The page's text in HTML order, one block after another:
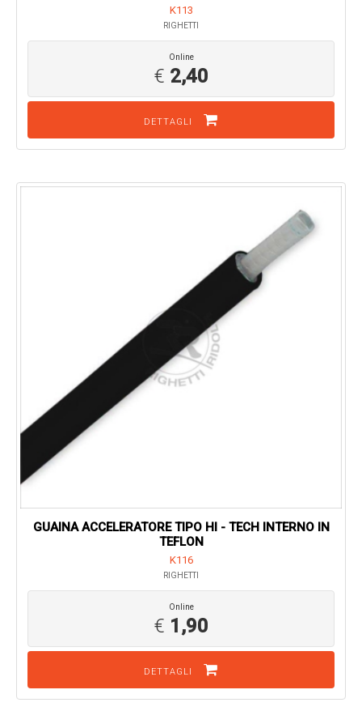
K113
RIGHETTI
Online
€ 2,40
DETTAGLI
GUAINA ACCELERATORE TIPO HI - TECH INTERNO IN
TEFLON
K116
RIGHETTI
Online
€ 1,90
DETTAGLI